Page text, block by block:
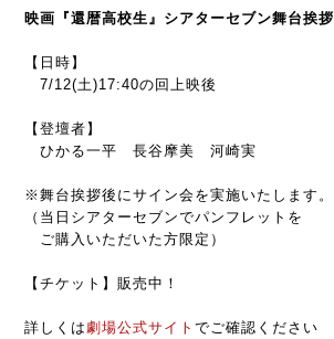
映画『還暦高校生』シアターセブン舞台挨拶
【日時】
7/12(土)17:40の回上映後
【登壇者】
ひかる一平 長谷摩美 河崎実
※舞台挨拶後にサイン会を実施いたします。
（当日シアターセブンでパンフレットを
ご購入いただいた方限定）
【チケット】販売中！
詳しくは 劇場公式サイト でご確認ください